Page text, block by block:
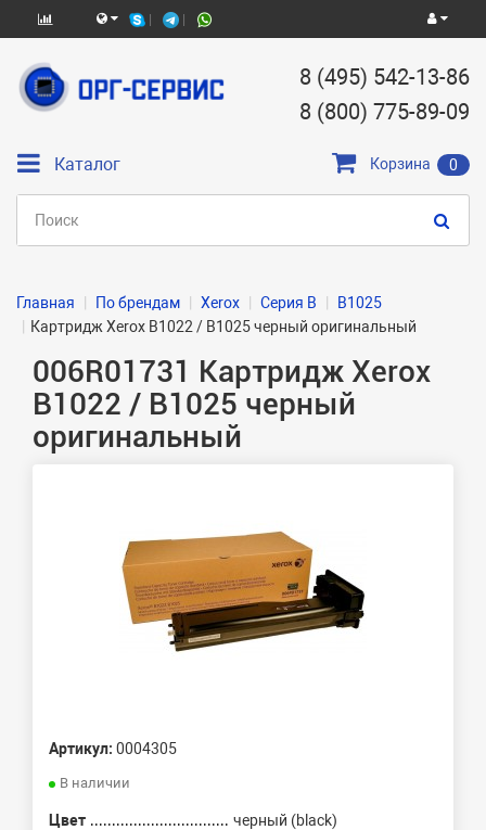
8 (495) 542-13-86
8 (800) 775-89-09
Каталог Корзина 0
Главная По брендам Xerox Серия B
B1025
Картридж Xerox B1022 / B1025 черный оригинальный
006R01731 Картридж Xerox
B1022 / B1025 черный
оригинальный
Артикул: 0004305
В наличии
Цвет
черный (black)